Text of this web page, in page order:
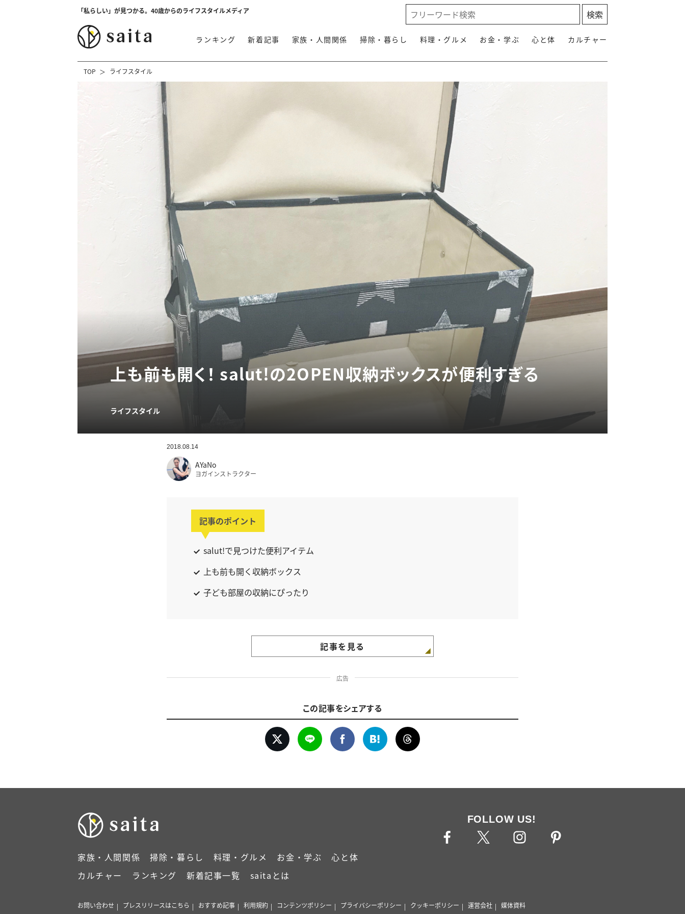
「私らしい」が見つかる。40歳からのライフスタイルメディア
ランキング 新着記事 家族・人間関係 掃除・暮らし 料理・グルメ お金・学ぶ 心と体 カルチャー
TOP ライフスタイル
上も前も開く！ salut!の2OPEN収納ボックスが便利すぎる
ライフスタイル
2018.08.14
AYaNo
ヨガインストラクター
記事のポイント
salut!で見つけた便利アイテム
上も前も開く収納ボックス
子ども部屋の収納にぴったり
記事を見る
広告
この記事をシェアする
家族・人間関係 掃除・暮らし 料理・グルメ お金・学ぶ
心と体
カルチャー
ランキング 新着記事一覧 saitaとは
FOLLOW US!
お問い合わせ プレスリリースはこちら おすすめ記事 利用規約 コンテンツポリシー プライバシーポリシー クッキーポリシー 運営会社 媒体資料